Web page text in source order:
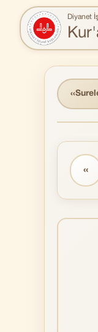
Diyanet
‹‹
‹‹